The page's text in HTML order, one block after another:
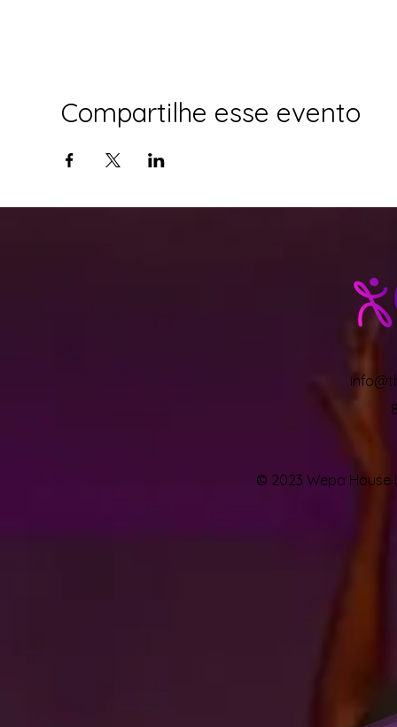
Compartilhe esse evento
© 2023 Wepa